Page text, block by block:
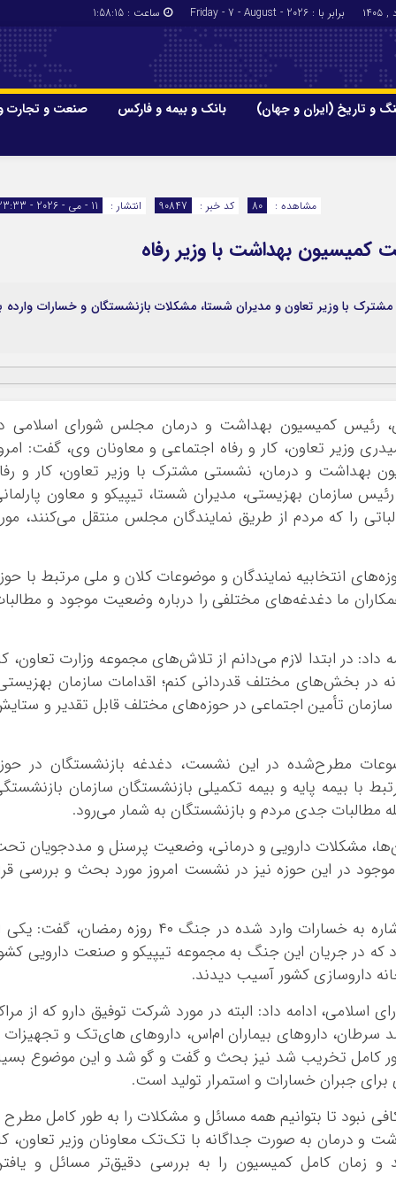
برابر با : Friday - 7 - August - 2026 ساعت : 1:58:16
و تاریخ (ایران و جهان) بانک و بیمه و فارکس صنعت و تجارت
گزارش‌های خبری میراث فرهنگی
ارزدیجیتال انتشار : 11 - می - 2026 - 23:33 کد خبر : 90847 مشاهده : 80
کمیسیون بهداشت با وزیر رفاه
با وزیر تعاون و مدیران شستا، مشکلات بازنشستگان و خسارات وارده
رئیس کمیسیون بهداشت و درمان مجلس شورای اسلامی
وزیر تعاون، کار و رفاه اجتماعی و معاونان وی، گفت:
بهداشت و درمان، نشستی مشترک با وزیر تعاون، کار و
سازمان بهزیستی، مدیران شستا، تیپیکو و معاون
را که مردم از طریق نمایندگان مجلس منتقل می‌کنند،
انتخابیه نمایندگان و موضوعات کلان و ملی مرتبط با
ما دغدغه‌های مختلفی را درباره وضعیت موجود و
در ابتدا لازم می‌دانم از تلاش‌های مجموعه وزارت تعاون،
در بخش‌های مختلف قدردانی کنم؛ اقدامات سازمان
تأمین اجتماعی در حوزه‌های مختلف قابل تقدیر و
مطرح‌شده در این نشست، دغدغه بازنشستگان در
با بیمه پایه و بیمه تکمیلی بازنشستگان سازمان
مطالبات جدی مردم و بازنشستگان به شمار می‌رود.
مشکلات دارویی و درمانی، وضعیت پرسنل و مددجویان
در این حوزه نیز در نشست امروز مورد بحث و بررسی
نماینده مردم زاهدان در مجلس دوازدهم با اشاره به خسارات وارد شده در جنگ ۴۰ روزه رمضان،
در جریان این جنگ به مجموعه تیپیکو و صنعت دارویی
ادامه داد: البته در مورد شرکت توفیق دارو که از
سرطان، داروهای بیماران ام‌اس، داروهای های‌تک و
کامل تخریب شد نیز بحث و گفت و گو شد و این موضوع
برای جبران خسارات و استمرار تولید است.
نبود تا بتوانیم همه مسائل و مشکلات را به طور کامل
و درمان به صورت جداگانه با تک‌تک معاونان وزیر تعاون،
زمان کامل کمیسیون را به بررسی دقیق‌تر مسائل و